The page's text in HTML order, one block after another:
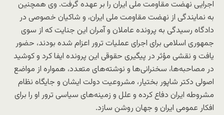
اجرایی نهضت مقاومت ملی ایران را بر عهده گرفت. وی همچنین
به نمایندگی از نهضت مقاومت ملی ایران، و شاکیان خصوصی در
دادگاه رسیدگی به پرونده عاملان و آمران این جنایت که از سوی
جمهوری اسلامی برای اجرای عملیات ترور اعزام شده بودند، حضور
یافت و نقشی مؤثر در پیگیری حقوقی این پرونده ایفا کرد و کوشید
در مصاحبه‌ها، سخنرانی‌ها و نوشته‌های متعدد، همواره از مواضع
اصولی دکتر شاپور بختیار، مشروعیت دولت ایشان و جایگاه نظام
مشروطه ایران دفاع کرده و علل و زمینه‌های سیاسی ترور او را برای
افکار عمومی ایران و جهان روشن سازد.